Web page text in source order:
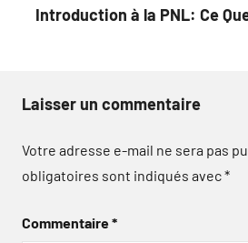
Introduction à la PNL: Ce
Laisser un commentaire
Votre adresse e-mail ne sera pas
obligatoires sont indiqués avec*
Commentaire*